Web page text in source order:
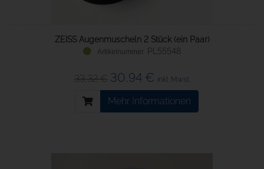
ZEISS Augenmuscheln 2 Stück (ein Paar)
PL55548
33,32 € 30,94 € inkl. Mwst.
Mehr Informationen